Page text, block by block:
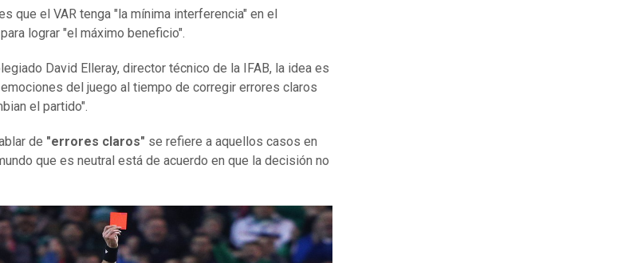
que el VAR tenga "la mínima interferencia" en el
lograr "el máximo beneficio".
David Elleray, director técnico de la IFAB, la idea es
del juego al tiempo de corregir errores claros
el partido".
de "errores claros" se refiere a aquellos casos en
que es neutral está de acuerdo en que la decisión no